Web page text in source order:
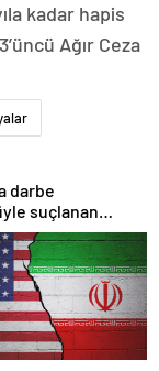
kadar hapis
Ağır Ceza
darbe
suçlanan
yasaklandı